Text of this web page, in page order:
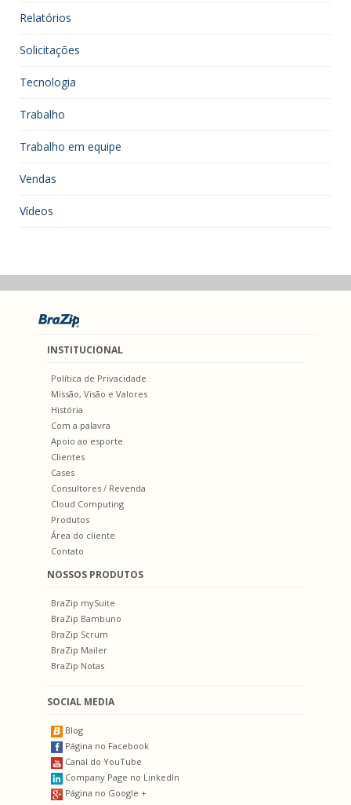
Relatórios
Solicitações
Tecnologia
Trabalho
Trabalho em equipe
Vendas
Vídeos
INSTITUCIONAL
Política de Privacidade
Missão, Visão e Valores
História
Com a palavra
Apoio ao esporte
Clientes
Cases
Consultores / Revenda
Cloud Computing
Produtos
Área do cliente
Contato
NOSSOS PRODUTOS
BraZip mySuite
BraZip Bambuno
BraZip Scrum
BraZip Mailer
BraZip Notas
SOCIAL MEDIA
Blog
Página no Facebook
Canal do YouTube
Company Page no LinkedIn
Página no Google +